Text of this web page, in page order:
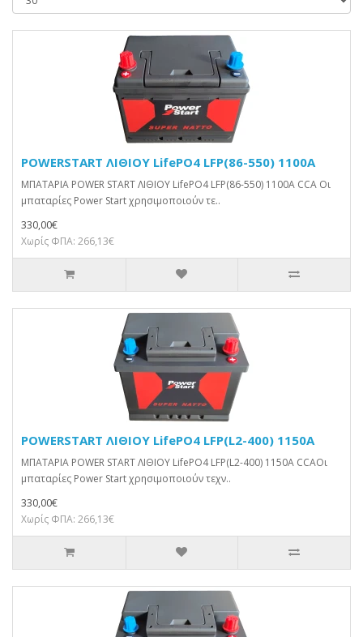
POWERSTART ΛΙΘΙΟΥ LifePO4 LFP(86-550) 1100A
ΜΠΑΤΑΡΙΑ POWER START ΛΙΘΙΟΥ LifePO4 LFP(86-550) 1100A CCA Οι
μπαταρίες Power Start χρησιμοποιούν τε..
330,00€
Χωρίς ΦΠΑ: 266,13€
POWERSTART ΛΙΘΙΟΥ LifePO4 LFP(L2-400) 1150A
ΜΠΑΤΑΡΙΑ POWER START ΛΙΘΙΟΥ LifePO4 LFP(L2-400) 1150A CCAΟι
μπαταρίες Power Start χρησιμοποιούν τεχν..
330,00€
Χωρίς ΦΠΑ: 266,13€